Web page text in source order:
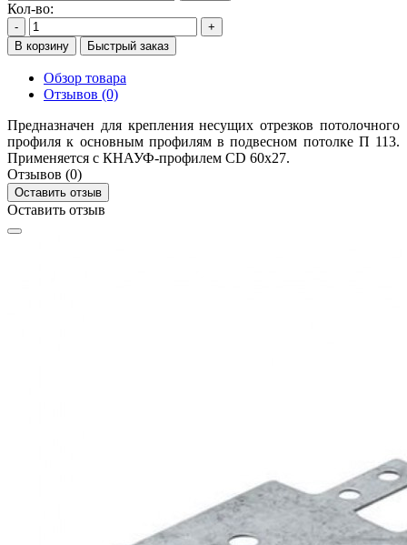
Кол-во:
-
+
В корзину
Быстрый заказ
Обзор товара
Отзывов (0)
Предназначен для крепления несущих отрезков потолочного
профиля к основным профилям в подвесном потолке П 113.
Применяется с КНАУФ-профилем CD 60х27.
Отзывов (0)
Оставить отзыв
Оставить отзыв